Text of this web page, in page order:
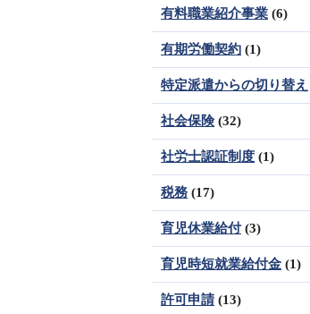
有料職業紹介事業 (6)
有期労働契約 (1)
特定派遣からの切り替え
社会保険(32)
社労士認証制度 (1)
税務 (17)
育児休業給付(3)
育児時短就業給付金 (1)
許可申請 (13)